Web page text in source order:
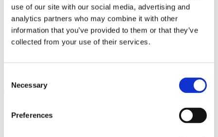
use of our site with our social media, advertising and
analytics partners who may combine it with other
information that you’ve provided to them or that they’ve
collected from your use of their services.
Selection
Necessary
Preferences
In anderen Räumen.
Abonnieren Sie unseren Newsletter